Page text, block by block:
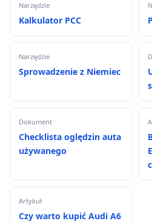
Narzędzie
Kalkulator PCC
Narzędzie
Sprowadzenie z Niemiec
Dokument
Checklista oględzin auta
używanego
Artykuł
Czy warto kupić Audi A6